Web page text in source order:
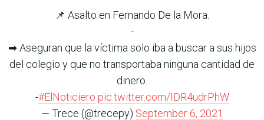
📌 Asalto en Fernando De la Mora.
-
➡ Aseguran que la víctima solo iba a buscar a sus hijos
del colegio y que no transportaba ninguna cantidad de
dinero.
-#ElNoticiero pic.twitter.com/IDR4udrPhW
— Trece (@trecepy) September 6, 2021